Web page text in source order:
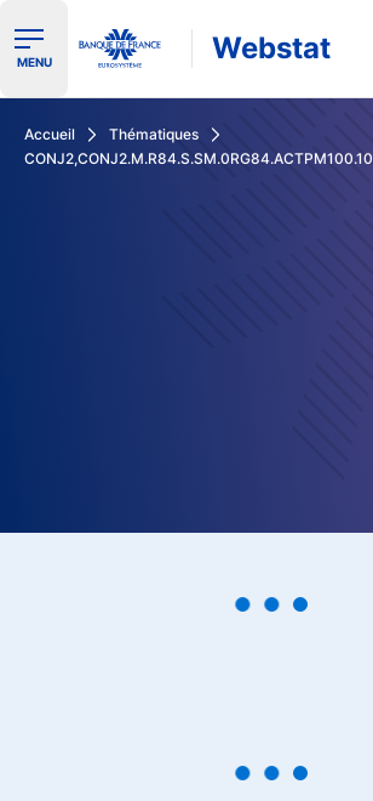
Ouvrir le menu de navigation
MENU Webstat
Accueil
Thématiques
CONJ2,CONJ2.M.R84.S.SM.0RG84.ACTPM100.10